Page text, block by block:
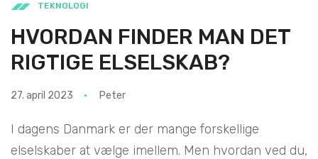
TEKNOLOGI
HVORDAN FINDER MAN DET
RIGTIGE ELSELSKAB?
27. april 2023 Peter
I dagens Danmark er der mange forskellige
elselskaber at vælge imellem. Men hvordan ved du,